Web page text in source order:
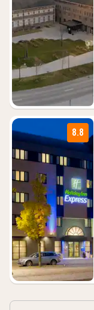
8.8